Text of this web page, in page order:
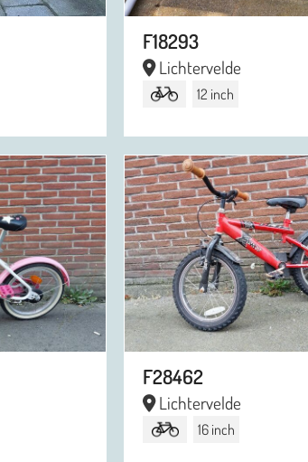
F18293
Lichtervelde
12 inch
F28462
Lichtervelde
16 inch